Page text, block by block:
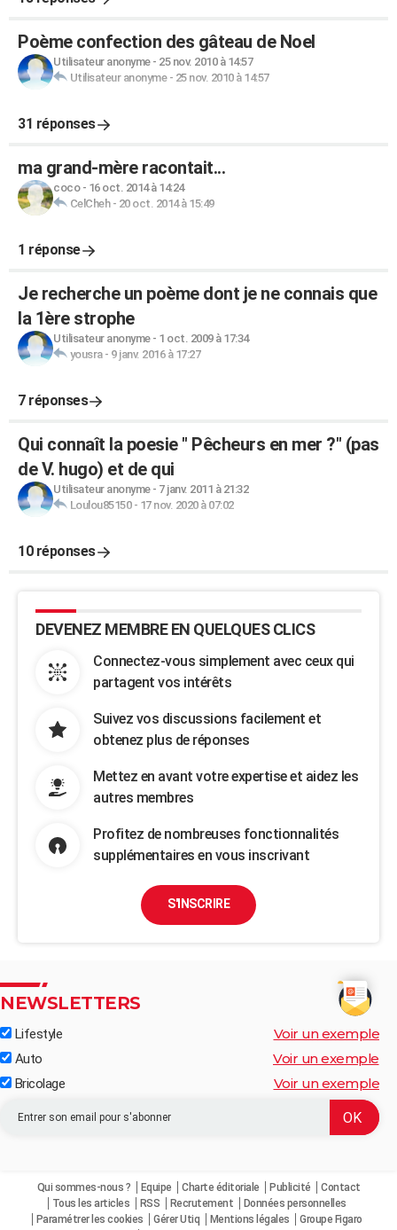
Poème confection des gâteau de Noel
Utilisateur anonyme- 25 nov. 2010 à 14:57
Utilisateur anonyme- 25 nov. 2010 à 14:57
31 réponses
ma grand-mère racontait...
coco- 16 oct. 2014 à 14:24
CelCheh- 20 oct. 2014 à 15:49
1 réponse
Je recherche un poème dont je ne connais que
la 1ère strophe
Utilisateur anonyme- 1 oct. 2009 à 17:34
yousra- 9 janv. 2016 à 17:27
7 réponses
Qui connaît la poesie " Pêcheurs en mer ?" (pas
de V. hugo) et de qui
Utilisateur anonyme- 7 janv. 2011 à 21:32
Loulou85150- 17 nov. 2020 à 07:02
10 réponses
DEVENEZ MEMBRE EN QUELQUES CLICS
Connectez-vous simplement avec ceux qui
partagent vos intérêts
Suivez vos discussions facilement et
obtenez plus de réponses
Mettez en avant votre expertise et aidez les
autres membres
Profitez de nombreuses fonctionnalités
supplémentaires en vous inscrivant
S'INSCRIRE
NEWSLETTERS
Lifestyle Voir un exemple
Auto Voir un exemple
Bricolage Voir un exemple
Qui sommes-nous ? Equipe Charte éditoriale Publicité
Contact
Tous les articles
RSS Recrutement
Données personnelles
Paramétrer les cookies
Gérer Utiq Mentions légales
Groupe Figaro